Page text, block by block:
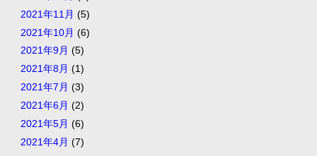
2021年11月 (5)
2021年10月 (6)
2021年9月 (5)
2021年8月 (1)
2021年7月 (3)
2021年6月 (2)
2021年5月 (6)
2021年4月 (7)